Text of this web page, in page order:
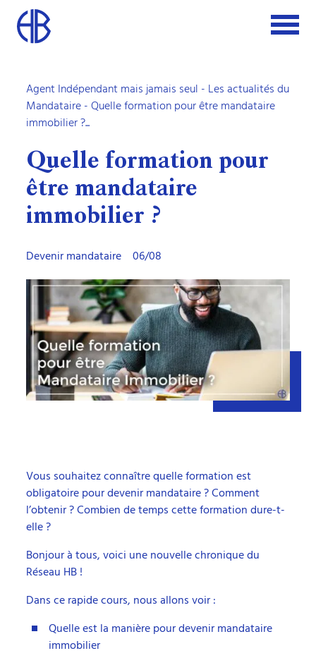
Agent Indépendant mais jamais seul - Les actualités du
Mandataire- Quelle formation pour être mandataire
immobilier ?...
Quelle formation pour
être mandataire
immobilier ?
Devenir mandataire 06/08
Vous souhaitez connaître quelle formation est
obligatoire pour devenir mandataire ? Comment
l’obtenir ? Combien de temps cette formation dure-t-
elle ?
Bonjour à tous, voici une nouvelle chronique du
Réseau HB !
Dans ce rapide cours, nous allons voir :
Quelle est la manière pour devenir mandataire
immobilier